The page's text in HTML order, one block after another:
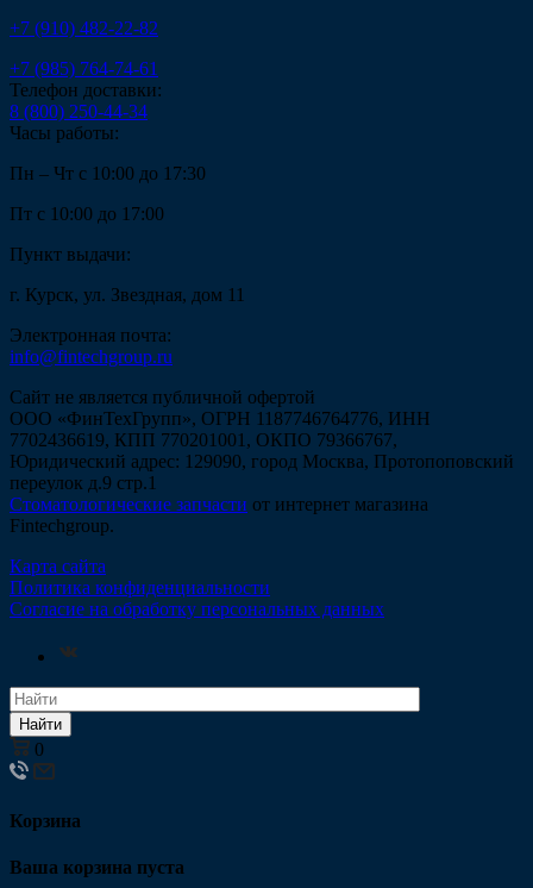
+7 (910) 482-22-82
+7 (985) 764-74-61
Телефон доставки:
8 (800) 250-44-34
Часы работы:
Пн – Чт с 10:00 до 17:30
Пт с 10:00 до 17:00
Пункт выдачи:
г. Курск, ул. Звездная, дом 11
Электронная почта:
info@fintechgroup.ru
Сайт не является публичной офертой
ООО «ФинТехГрупп», ОГРН 1187746764776, ИНН
7702436619, КПП 770201001, ОКПО 79366767,
Юридический адрес: 129090, город Москва, Протопоповский
переулок д.9 стр.1
Стоматологические запчасти от интернет магазина
Fintechgroup.
Карта сайта
Политика конфиденциальности
Согласие на обработку персональных данных
Найти
0
Корзина
Ваша корзина пуста